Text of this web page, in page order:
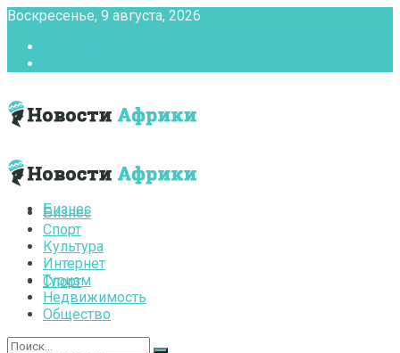
Воскресенье, 9 августа, 2026
Бизнес
Спорт
Бизнес
Спорт
Культура
Интернет
Туризм
Недвижимость
Общество